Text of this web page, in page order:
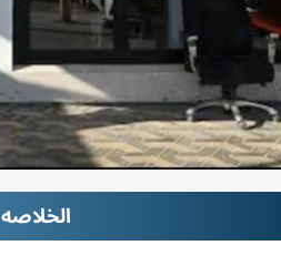
الخلاصه